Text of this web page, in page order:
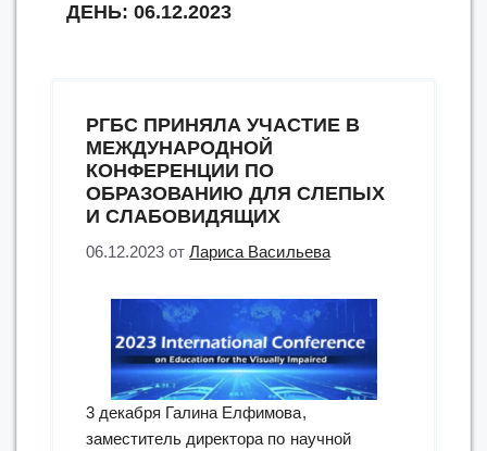
ДЕНЬ: 06.12.2023
РГБС ПРИНЯЛА УЧАСТИЕ В
МЕЖДУНАРОДНОЙ
КОНФЕРЕНЦИИ ПО
ОБРАЗОВАНИЮ ДЛЯ СЛЕПЫХ
И СЛАБОВИДЯЩИХ
06.12.2023 отЛариса Васильева
3 декабря Галина Елфимова,
заместитель директора по научной